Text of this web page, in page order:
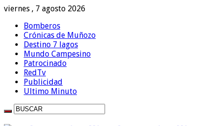
viernes , 7 agosto 2026
Bomberos
Crónicas de Muñozo
Destino 7 lagos
Mundo Campesino
Patrocinado
RedTv
Publicidad
Ultimo Minuto